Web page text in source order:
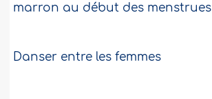
marron au début des menstrues
Danser entre les femmes